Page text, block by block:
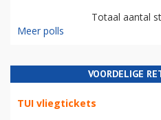
Totaal aantal
Meer polls
VOORDELIGE
TUI vliegtickets